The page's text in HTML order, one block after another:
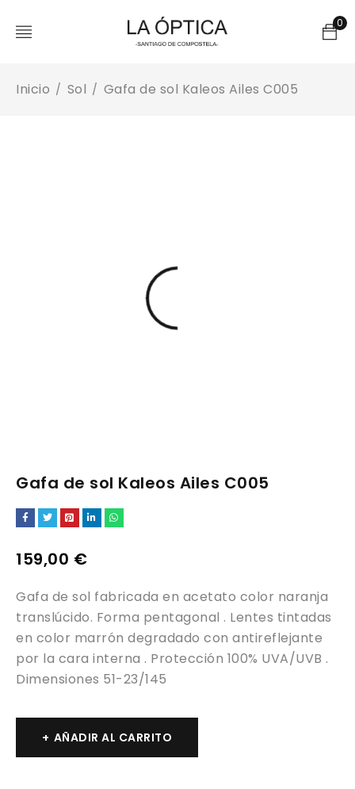
0
Inicio / Sol / Gafa de sol Kaleos Ailes C005
Gafa de sol Kaleos Ailes C005
159,00 €
Gafa de sol fabricada en acetato color naranja
translúcido. Forma pentagonal . Lentes tintadas
en color marrón degradado con antireflejante
por la cara interna . Protección 100% UVA/UVB .
Dimensiones 51-23/145
AÑADIR AL CARRITO